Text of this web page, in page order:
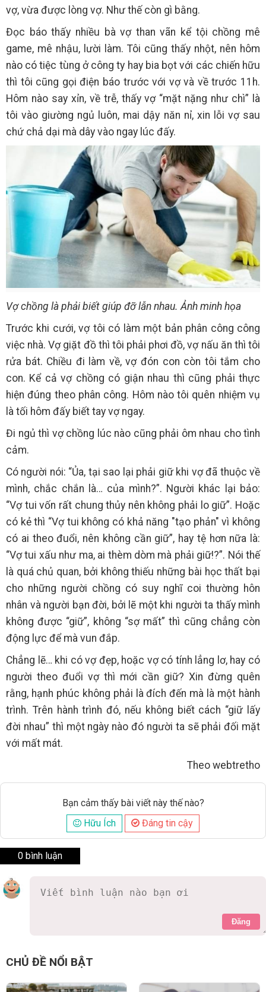
vợ, vừa được lòng vợ. Như thế còn gì bằng.
Đọc báo thấy nhiều bà vợ than vãn kể tội chồng mê
game, mê nhậu, lười làm. Tôi cũng thấy nhột, nên hôm
nào có tiệc tùng ở công ty hay bia bọt với các chiến hữu
thì tôi cũng gọi điện báo trước với vợ và về trước 11h.
Hôm nào say xỉn, về trễ, thấy vợ “mặt nặng như chì” là
tôi vào giường ngủ luôn, mai dậy năn nỉ, xin lỗi vợ sau
chứ chả dại mà dây vào ngay lúc đấy.
Vợ chồng là phải biết giúp đỡ lẫn nhau. Ảnh minh họa
Trước khi cưới, vợ tôi có làm một bản phân công công
việc nhà. Vợ giặt đồ thì tôi phải phơi đồ, vợ nấu ăn thì tôi
rửa bát. Chiều đi làm về, vợ đón con còn tôi tắm cho
con. Kể cả vợ chồng có giận nhau thì cũng phải thực
hiện đúng theo phân công. Hôm nào tôi quên nhiệm vụ
là tối hôm đấy biết tay vợ ngay.
Đi ngủ thì vợ chồng lúc nào cũng phải ôm nhau cho tình
cảm.
Có người nói: “Ủa, tại sao lại phải giữ khi vợ đã thuộc về
mình, chắc chắn là… của mình?”. Người khác lại bảo:
“Vợ tui vốn rất chung thủy nên không phải lo giữ”. Hoặc
có kẻ thì “Vợ tui không có khả năng "tạo phản" vì không
có ai theo đuổi, nên không cần giữ”, hay tệ hơn nữa là:
“Vợ tui xấu như ma, ai thèm dòm mà phải giữ!?”. Nói thế
là quá chủ quan, bởi không thiếu những bài học thất bại
cho những người chồng có suy nghĩ coi thường hôn
nhân và người bạn đời, bởi lẽ một khi người ta thấy mình
không được “giữ”, không “sợ mất” thì cũng chẳng còn
động lực để mà vun đắp.
Chẳng lẽ… khi có vợ đẹp, hoặc vợ có tính lẳng lơ, hay có
người theo đuổi vợ thì mới cần giữ? Xin đừng quên
rằng, hạnh phúc không phải là đích đến mà là một hành
trình. Trên hành trình đó, nếu không biết cách “giữ lấy
đời nhau” thì một ngày nào đó người ta sẽ phải đối mặt
với mất mát.
Theo webtretho
Bạn cảm thấy bài viết này thế nào?
Hữu Ích
Đáng tin cậy
0 bình luận
Đăng
CHỦ ĐỀ NỔI BẬT